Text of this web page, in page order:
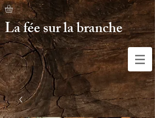
La fée sur la branche